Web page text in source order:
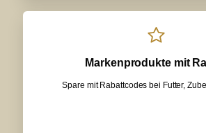
Markenprodukte mit
Spare mit Rabattcodes bei Futter,